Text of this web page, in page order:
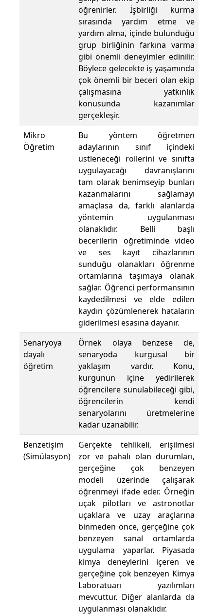
öğrenirler. İşbirliği kurma
sırasında yardım etme ve
yardım alma, içinde bulunduğu
grup birliğinin farkına varma
gibi önemli deneyimler edinilir.
Böylece gelecekte iş yaşamında
çok önemli bir beceri olan ekip
çalışmasına yatkınlık
konusunda kazanımlar
gerçekleşir.
Mikro
Öğretim
Bu yöntem öğretmen
adaylarının sınıf içindeki
üstleneceği rollerini ve sınıfta
uygulayacağı davranışlarını
tam olarak benimseyip bunları
kazanmalarını sağlamayı
amaçlasa da, farklı alanlarda
yöntemin uygulanması
olanaklıdır. Belli başlı
becerilerin öğretiminde video
ve ses kayıt cihazlarının
sunduğu olanakları öğrenme
ortamlarına taşımaya olanak
sağlar. Öğrenci performansının
kaydedilmesi ve elde edilen
kaydın çözümlenerek hataların
giderilmesi esasına dayanır.
Senaryoya
dayalı
öğretim
Örnek olaya benzese de,
senaryoda kurgusal bir
yaklaşım vardır. Konu,
kurgunun içine yedirilerek
öğrencilere sunulabileceği gibi,
öğrencilerin kendi
senaryolarını üretmelerine
kadar uzanabilir.
Benzetişim
(Simülasyon)
Gerçekte tehlikeli, erişilmesi
zor ve pahalı olan durumları,
gerçeğine çok benzeyen
modeli üzerinde çalışarak
öğrenmeyi ifade eder. Örneğin
uçak pilotları ve astronotlar
uçaklara ve uzay araçlarına
binmeden önce, gerçeğine çok
benzeyen sanal ortamlarda
uygulama yaparlar. Piyasada
kimya deneylerini içeren ve
gerçeğine çok benzeyen Kimya
Laboratuarı yazılımları
mevcuttur. Diğer alanlarda da
uygulanması olanaklıdır.